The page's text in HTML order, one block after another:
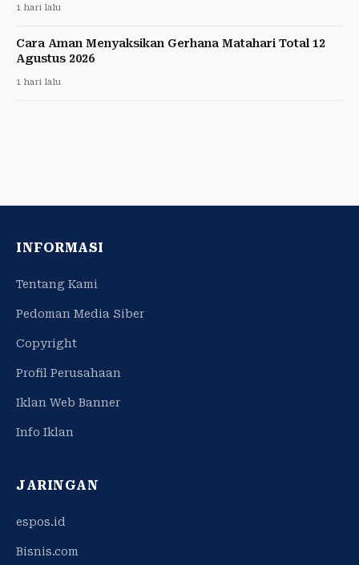
1 hari lalu
Cara Aman Menyaksikan Gerhana Matahari Total 12
Agustus 2026
1 hari lalu
INFORMASI
Tentang Kami
Pedoman Media Siber
Copyright
Profil Perusahaan
Iklan Web Banner
Info Iklan
JARINGAN
espos.id
Bisnis.com